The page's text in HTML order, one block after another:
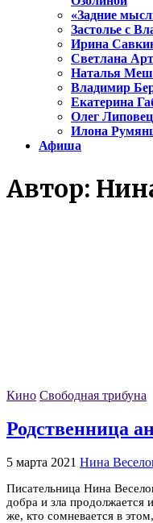
«Задние
Застолье с
Ирина
Светлана
Наталья
Владимир
Екатерина
Олег
Илона
Афиша
Автор:
Кино Свободная трибуна
Родственница
5 марта 2021 Нина
Писательница Нина
добра и зла продолжается
же, кто сомневается в